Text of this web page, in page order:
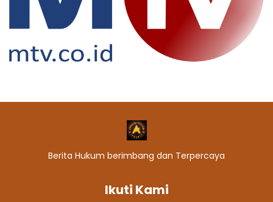
Berita Hukum berimbang dan Terpercaya
Ikuti Kami